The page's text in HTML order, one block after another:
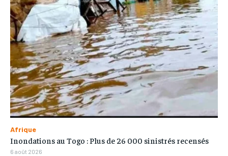
Afrique
Inondations au Togo : Plus de 26 000 sinistrés recensés
6 août 2026